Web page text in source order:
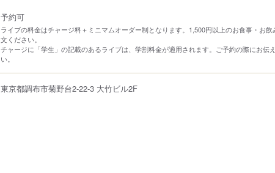
予約可
ライブの料金はチャージ料＋ミニマムオーダー制となります。1,500円以上のお食事・お飲
文ください。
チャージに「学生」の記載のあるライブは、学割料金が適用されます。ご予約の際にお伝
い。
東京都調布市菊野台2-22-3 大竹ビル2F